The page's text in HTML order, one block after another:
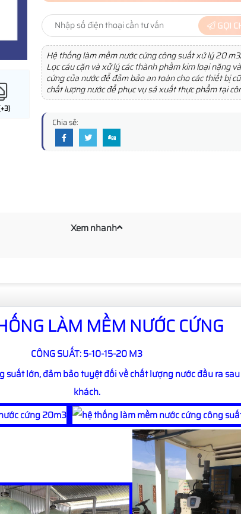
GỌI
Hệ thống làm mềm nước cứng công suất xử lý 20
Lọc cáu cặn và xử lý các thành phầm kim loại nặng
cứng của nước để đảm bảo an toàn cho các thiết bị
chất lượng nước để phục vụ sả xuất thực phẩm tại
Chia sẻ:
Xem nhanh
LÀM MỀM NƯỚC CỨNG
CÔNG SUẤT: 5-10-15-20 M3
suất lớn, đảm bảo tuyệt đối về chất lượng nước đầu ra
khách.